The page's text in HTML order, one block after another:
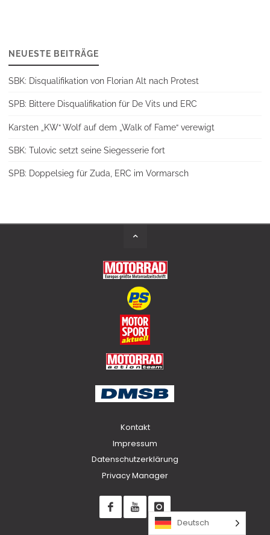
NEUESTE BEITRÄGE
SBK: Disqualifikation von Florian Alt nach Protest
SPB: Bittere Disqualifikation für De Vits und ERC
Karsten „KW“ Wolf auf dem „Walk of Fame“ verewigt
SBK: Tulovic setzt seine Siegesserie fort
SPB: Doppelsieg für Zuda, ERC im Vormarsch
Kontakt
Impressum
Datenschutzerklärung
Privacy Manager
Back
Deutsch